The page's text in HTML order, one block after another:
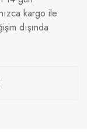
kargo ile
dışında